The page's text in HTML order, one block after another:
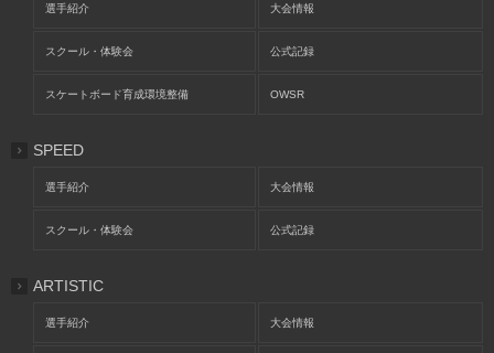
選手紹介 大会情報
スクール・体験会 公式記録
スケートボード育成環境整備 OWSR
SPEED
選手紹介 大会情報
スクール・体験会 公式記録
ARTISTIC
選手紹介 大会情報